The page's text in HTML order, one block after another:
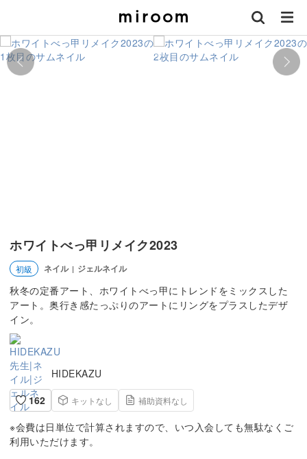
ホワイトべっ甲リメイク2023
初級 ネイル | ジェルネイル
秋冬の定番アート、ホワイトべっ甲にトレンドをミックスした
アート。奥行き感たっぷりのアートにリングをプラスしたデザ
イン。
HIDEKAZU
162
キットなし 補助資料なし
※会費は日単位で計算されますので、いつ入会しても無駄なくご
利用いただけます。